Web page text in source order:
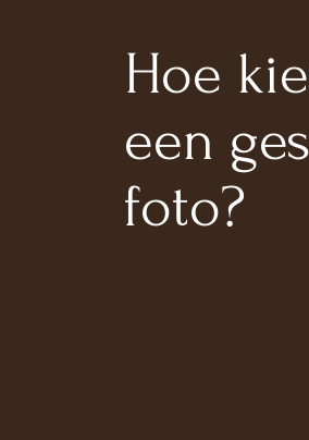
Hoe
een
foto?